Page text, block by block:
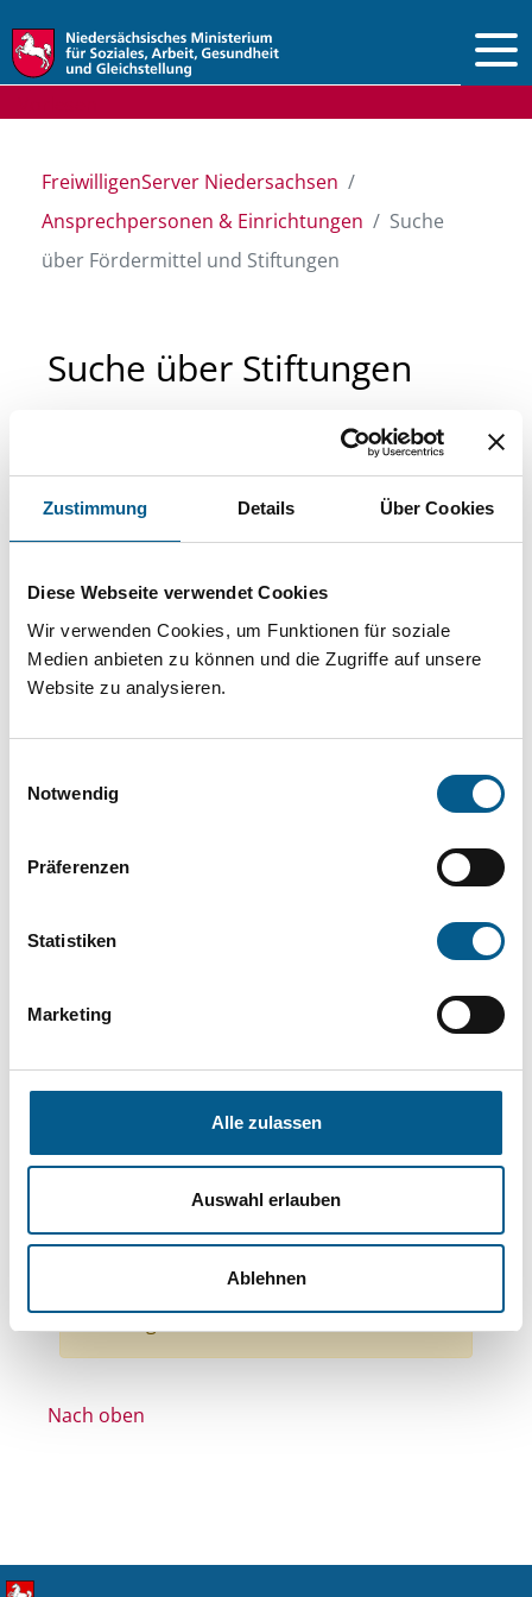
Zustimmung Details Über Cookies
Diese Webseite verwendet Cookies
Wir verwenden Cookies, um Funktionen für soziale
Medien anbieten zu können und die Zugriffe auf unsere
Website zu analysieren.
Notwendig
Präferenzen
Statistiken
Marketing
Alle zulassen
Auswahl erlauben
Ablehnen
FreiwilligenServer Niedersachsen
Ansprechpersonen & Einrichtungen
Suche
über Fördermittel und Stiftungen
Suche über Stiftungen
Sie suchen finanzielle Unterstützung für ein
Projekt oder ein Vorhaben? Hier können Sie
direkt über unsere Fördermitteldatenbank und
Stiftungsdatenbank recherchieren. Bei der
Suche bitte die Groß- und Kleinschreibung
beachten.
können durch die Wahl von Bereichen oder
Themen: Wissenschaft und Forschung
Themen: Gesundheitswesen
Themen: Kirchliche Zwecke
Themen: Denkmalschutz
Stiftungstyp: Lokal tätige Stiftung
Nach oben